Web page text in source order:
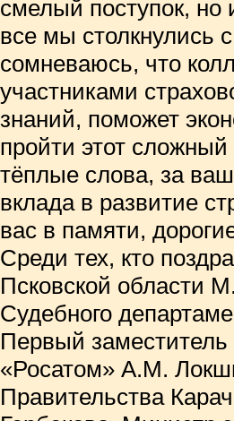
смелый поступок, но
все мы
сомневаюсь, что
участниками
знаний, поможет
пройти этот
тёплые слова, за
вклада в развитие
вас в памяти,
Среди тех, кто
Псковской области
Судебного
Первый заместитель
«Росатом» А.М.
Правительства